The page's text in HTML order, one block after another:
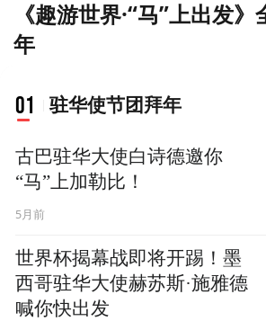
《趣游世界·“马”上出发
年
01 驻华使节团拜年
古巴驻华大使白诗德邀你
“马”上加勒比！
5月前
世界杯揭幕战即将开踢！墨
西哥驻华大使赫苏斯·施雅德
喊你快出发